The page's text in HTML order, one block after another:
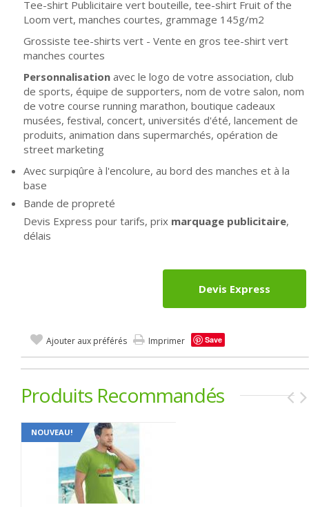
Tee-shirt Publicitaire vert bouteille, tee-shirt Fruit of the
Loom vert, manches courtes, grammage 145g/m2
Grossiste tee-shirts vert - Vente en gros tee-shirt vert
manches courtes
Personnalisation avec le logo de votre association, club
de sports, équipe de supporters, nom de votre salon, nom
de votre course running marathon, boutique cadeaux
musées, festival, concert, universités d'été, lancement de
produits, animation dans supermarchés, opération de
street marketing
Avec surpiqûre à l'encolure, au bord des manches et à la
base
Bande de propreté
Devis Express pour tarifs, prix marquage publicitaire,
délais
Devis Express
Ajouter aux préférés Imprimer Save
Produits Recommandés
NOUVEAU!